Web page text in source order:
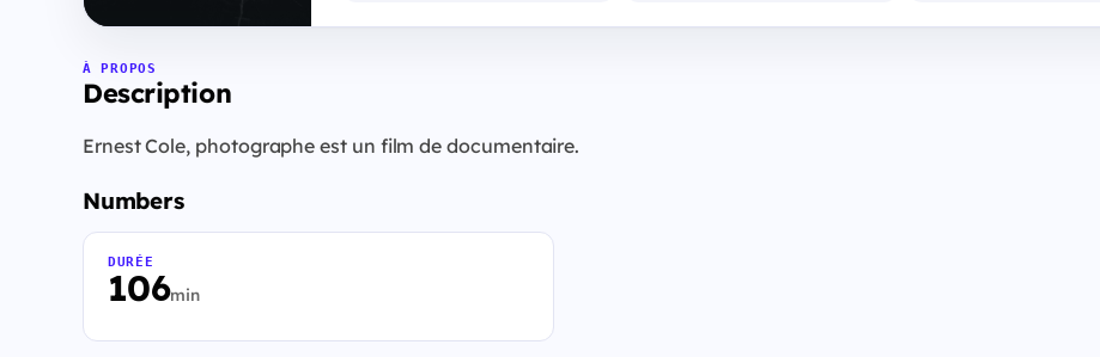
À PROPOS
Description
Ernest Cole, photographe est un film de documentaire.
Numbers
106min
DURÉE